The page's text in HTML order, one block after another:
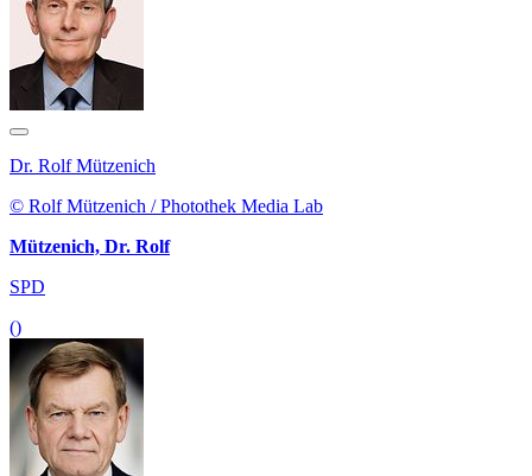
Dr. Rolf Mützenich
© Rolf Mützenich / Photothek Media Lab
Mützenich, Dr. Rolf
SPD
()